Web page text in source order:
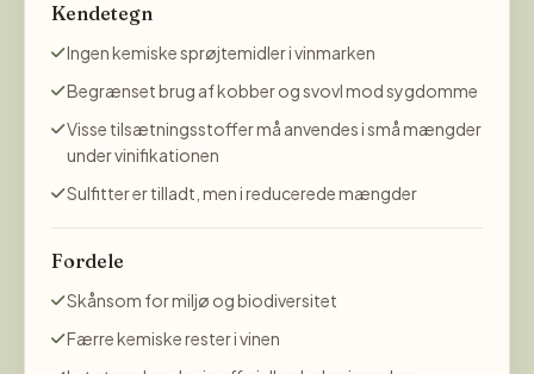
Kendetegn
Ingen kemiske sprøjtemidler i vinmarken
Begrænset brug af kobber og svovl mod sygdomme
Visse tilsætningsstoffer må anvendes i små mængder
under vinifikationen
Sulfitter er tilladt, men i reducerede mængder
Fordele
Skånsom for miljø og biodiversitet
Færre kemiske rester i vinen